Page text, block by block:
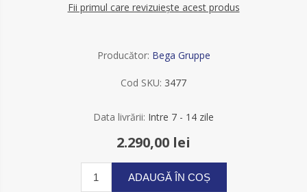
Fii primul care revizuiește acest produs
Producător: Bega Gruppe
Cod SKU: 3477
Data livrării: Intre 7 - 14 zile
2.290,00 lei
ADAUGĂ ÎN COȘ